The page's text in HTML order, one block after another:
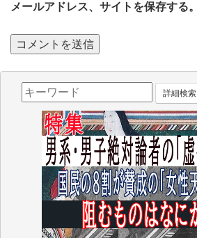
メールアドレス、サイトを保存する。
詳細検索